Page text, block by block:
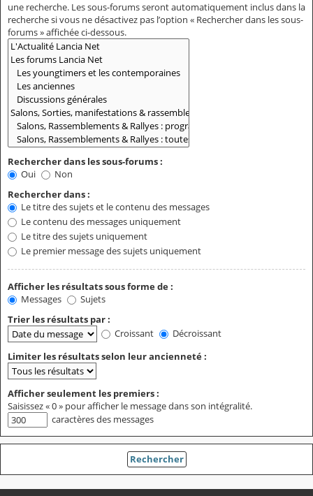
une recherche. Les sous-forums seront automatiquement inclus dans la
recherche si vous ne désactivez pas l’option « Rechercher dans les sous-
forums » affichée ci-dessous.
Rechercher dans les sous-forums :
Oui
Non
Rechercher dans :
Le titre des sujets et le contenu des messages
Le contenu des messages uniquement
Le titre des sujets uniquement
Le premier message des sujets uniquement
Afficher les résultats sous forme de :
Messages
Sujets
Trier les résultats par :
Croissant
Décroissant
Limiter les résultats selon leur ancienneté :
Afficher seulement les premiers :
Saisissez « 0 » pour afficher le message dans son intégralité.
caractères des messages